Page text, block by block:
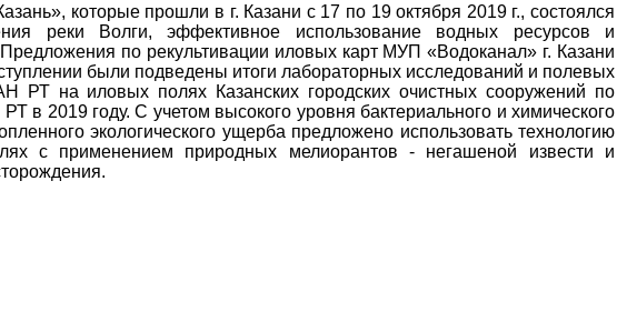
которые прошли в г. Казани с 17 по 19 октября 2019 г., состоялся
реки Волги, эффективное использование водных ресурсов и
по рекультивации иловых карт МУП «Водоканал» г. Казани
были подведены итоги лабораторных исследований и полевых
РТ на иловых полях Казанских городских очистных сооружений по
в 2019 году. С учетом высокого уровня бактериального и химического
экологического ущерба предложено использовать технологию
с применением природных мелиорантов - негашеной извести и